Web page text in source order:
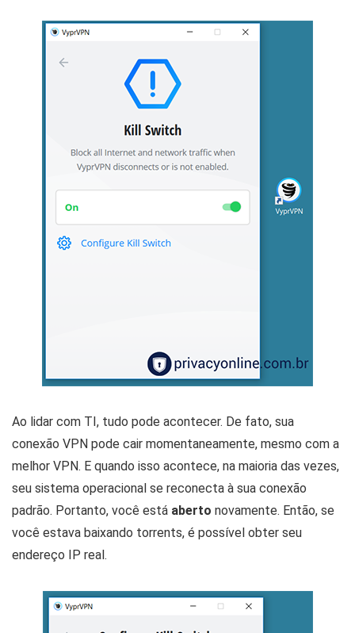
Ao lidar com TI, tudo pode acontecer. De fato, sua
conexão VPN pode cair momentaneamente, mesmo com a
melhor VPN. E quando isso acontece, na maioria das vezes,
seu sistema operacional se reconecta à sua conexão
padrão. Portanto, você está aberto novamente. Então, se
você estava baixando torrents, é possível obter seu
endereço IP real.